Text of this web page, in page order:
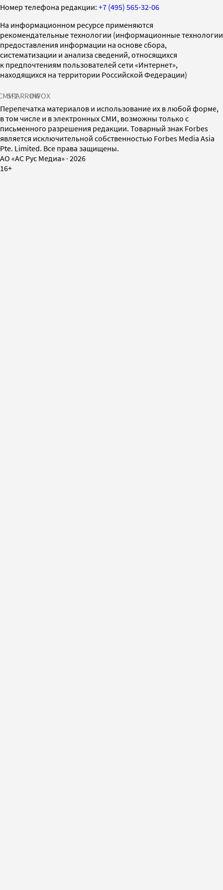
Номер телефона редакции: +7 (495) 565-32-06
На информационном ресурсе применяются
рекомендательные технологии (информационные технологии
предоставления информации на основе сбора,
систематизации и анализа сведений, относящихся
к предпочтениям пользователей сети «Интернет»,
находящихся на территории Российской Федерации)
SPARROWINFOX
Перепечатка материалов и использование их в любой форме,
в том числе и в электронных СМИ, возможны только с
письменного разрешения редакции. Товарный знак Forbes
является исключительной собственностью Forbes Media Asia
Pte. Limited. Все права защищены.
AO «АС Рус Медиа» · 2026
16+